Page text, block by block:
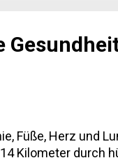
Füße, Herz und
Kilometer durch